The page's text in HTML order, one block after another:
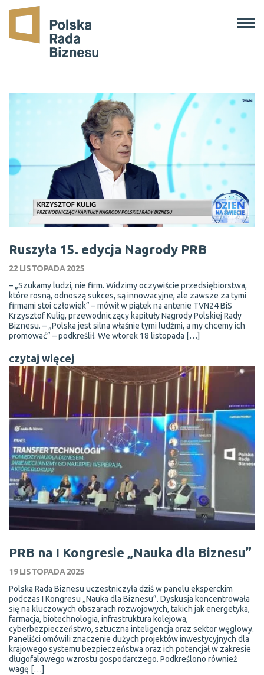
Ruszyła 15. edycja Nagrody PRB
22 LISTOPADA 2025
– „Szukamy ludzi, nie firm. Widzimy oczywiście przedsiębiorstwa,
które rosną, odnoszą sukces, są innowacyjne, ale zawsze za tymi
firmami stoi człowiek” – mówił w piątek na antenie TVN24 BiS
Krzysztof Kulig, przewodniczący kapituły Nagrody Polskiej Rady
Biznesu. – „Polska jest silna właśnie tymi ludźmi, a my chcemy ich
promować” – podkreślił. We wtorek 18 listopada […]
czytaj więcej
PRB na I Kongresie „Nauka dla Biznesu”
19 LISTOPADA 2025
Polska Rada Biznesu uczestniczyła dziś w panelu eksperckim
podczas I Kongresu „Nauka dla Biznesu”. Dyskusja koncentrowała
się na kluczowych obszarach rozwojowych, takich jak energetyka,
farmacja, biotechnologia, infrastruktura kolejowa,
cyberbezpieczeństwo, sztuczna inteligencja oraz sektor węglowy.
Paneliści omówili znaczenie dużych projektów inwestycyjnych dla
krajowego systemu bezpieczeństwa oraz ich potencjał w zakresie
długofalowego wzrostu gospodarczego. Podkreślono również
wagę […]
Aktualności
EN/